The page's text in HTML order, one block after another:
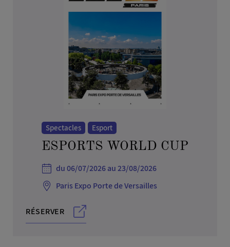
Spectacles Esport
ESPORTS WORLD CUP
du 06/07/2026 au 23/08/2026
Paris Expo Porte de Versailles
RÉSERVER